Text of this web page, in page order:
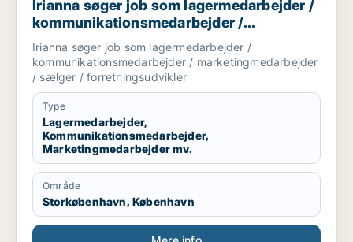
Irianna søger job som lagermedarbejder /
kommunikationsmedarbejder /
marketingmedarbejder / sælger /
forretningsudvikler
Irianna søger job som lagermedarbejder /
kommunikationsmedarbejder / marketingmedarbejder
/ sælger / forretningsudvikler
Type
Lagermedarbejder,
Kommunikationsmedarbejder,
Marketingmedarbejder mv.
Område
Storkøbenhavn, København